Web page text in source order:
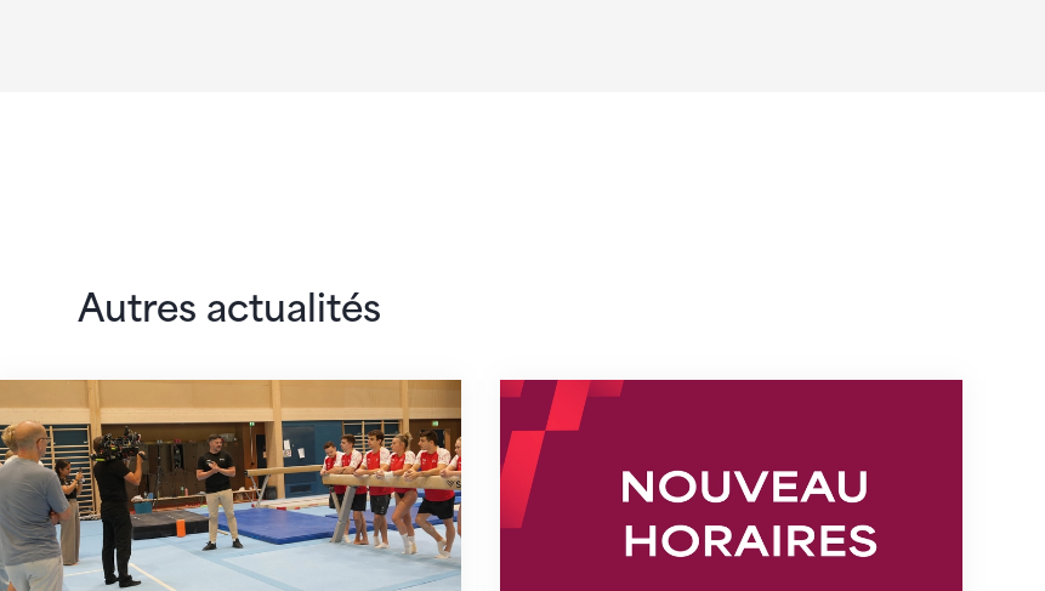
Autres actualités
En route pour Zagreb avec des objectifs clairsNouveaux horaires du secrétariat dès le 1er août